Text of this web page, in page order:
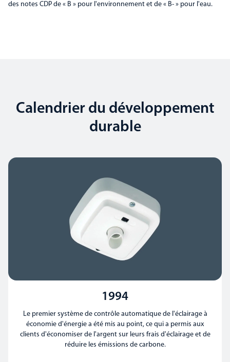
des notes CDP de « B » pour l'environnement et de « B- » pour l'eau.
Calendrier du développement
durable
1994
Le premier système de contrôle automatique de l'éclairage à
économie d'énergie a été mis au point, ce qui a permis aux
clients d'économiser de l'argent sur leurs frais d'éclairage et de
réduire les émissions de carbone.